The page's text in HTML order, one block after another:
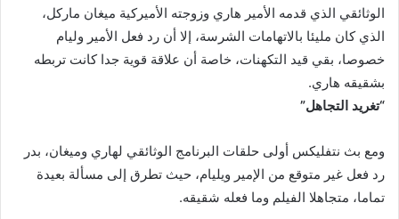
الوثائقي الذي قدمه الأمير هاري وزوجته الأميركية ميغان ماركل،
الذي كان مليئا بالاتهامات الشرسة، إلا أن رد فعل الأمير وليام
خصوصا، بقي قيد التكهنات، خاصة أن علاقة قوية جدا كانت تربطه
بشقيقه هاري.
“تغريد التجاهل”
ومع بث نتفليكس أولى حلقات البرنامج الوثائقي لهاري وميغان، بدر
رد فعل غير متوقع من الإمير ويليام، حيث تطرق إلى مسألة بعيدة
تماما، متجاهلا الفيلم وما فعله شقيقه.